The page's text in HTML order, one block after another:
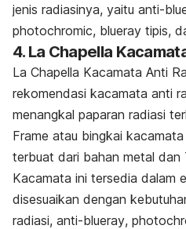
jenis radiasinya, yaitu anti-
photochromic, blueray tipis,
4. La Chapella
La Chapella Kacamata Anti
rekomendasi kacamata anti
menangkal paparan radiasi
Frame atau bingkai
terbuat dari bahan metal dan
Kacamata ini tersedia dalam
disesuaikan dengan
radiasi, anti-blueray,